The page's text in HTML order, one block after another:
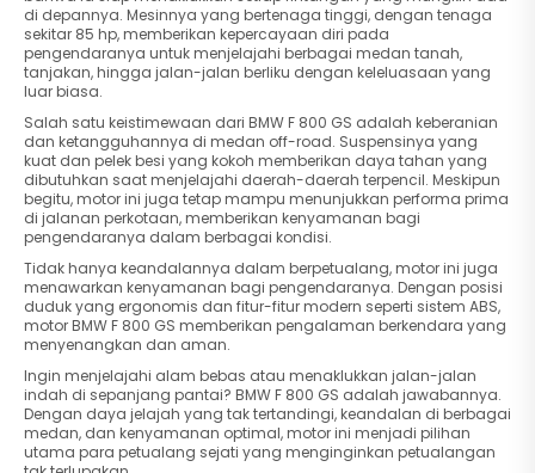
di depannya. Mesinnya yang bertenaga tinggi, dengan tenaga
sekitar 85 hp, memberikan kepercayaan diri pada
pengendaranya untuk menjelajahi berbagai medan tanah,
tanjakan, hingga jalan-jalan berliku dengan keleluasaan yang
luar biasa.
Salah satu keistimewaan dari BMW F 800 GS adalah keberanian
dan ketangguhannya di medan off-road. Suspensinya yang
kuat dan pelek besi yang kokoh memberikan daya tahan yang
dibutuhkan saat menjelajahi daerah-daerah terpencil. Meskipun
begitu, motor ini juga tetap mampu menunjukkan performa prima
di jalanan perkotaan, memberikan kenyamanan bagi
pengendaranya dalam berbagai kondisi.
Tidak hanya keandalannya dalam berpetualang, motor ini juga
menawarkan kenyamanan bagi pengendaranya. Dengan posisi
duduk yang ergonomis dan fitur-fitur modern seperti sistem ABS,
motor BMW F 800 GS memberikan pengalaman berkendara yang
menyenangkan dan aman.
Ingin menjelajahi alam bebas atau menaklukkan jalan-jalan
indah di sepanjang pantai? BMW F 800 GS adalah jawabannya.
Dengan daya jelajah yang tak tertandingi, keandalan di berbagai
medan, dan kenyamanan optimal, motor ini menjadi pilihan
utama para petualang sejati yang menginginkan petualangan